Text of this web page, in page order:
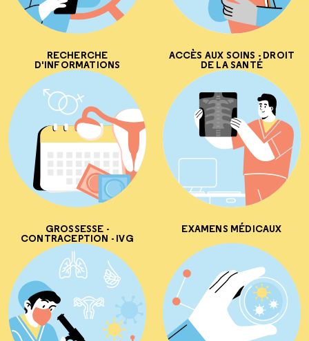
RECHERCHE
D'INFORMATIONS
ACCÈS AUX SOINS - DROIT
DE LA SANTÉ
GROSSESSE -
CONTRACEPTION - IVG
EXAMENS MÉDICAUX